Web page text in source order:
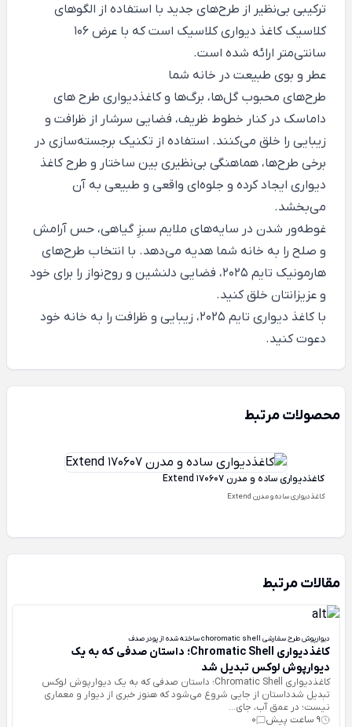
ترکیبی بی‌نظیر از طرح‌های جدید با استفاده از الگوهای
کلاسیک کاغذ دیواری کلاسیک است که با عرض 106
سانتی‌متر ارائه شده است.
عطر و بوی طبیعت در خانه شما
طرح‌های محبوب گل‌ها، برگ‌ها و کاغذدیواری طرح های
داماسک در کنار خطوط ظریف، فضایی سرشار از ظرافت و
زیبایی را خلق می‌کنند. استفاده از تکنیک برجسته‌سازی در
برخی طرح‌ها، هماهنگی بی‌نظیری بین ساختار و طرح کاغذ
دیواری ایجاد کرده و جلوه‌ای واقعی و طبیعی به آن
می‌بخشد.
غوطه‌ور شدن در سایه‌های ملایم سبزِ گیاهی، حس آرامش
و صلح را به خانه شما هدیه می‌دهد. با انتخاب طرح‌های
هارمونیک تایم 2025، فضایی دلنشین و روح‌نواز را برای خود
و عزیزانتان خلق کنید.
با کاغذ دیواری تایم 2025، زیبایی و ظرافت را به خانه خود
دعوت کنید.
محصولات مرتبط
کاغذدیواری ساده و مدرن Extend 170607
کاغذدیواری ساده و مدرن Extend
مقالات مرتبط
دیوارپوش طرح سفارشی choromatic shell ساخته شده از پودر صدف
کاغذدیواری Chromatic Shell؛ داستان صدفی که به یک
دیوارپوش لوکس تبدیل شد
کاغذدیواری Chromatic Shell؛ داستان صدفی که به یک دیوارپوش لوکس
تبدیل شدداستان از جایی شروع می‌شود که هنوز خبری از دیوار و معماری
نیست؛ در عمق آب، جای...
9 ساعت پیش
0